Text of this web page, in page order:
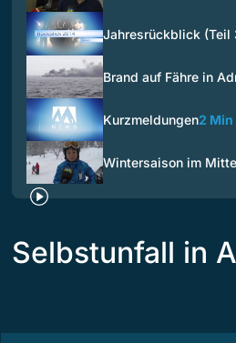
Jahresrückblick (Teil
Brand auf Fähre in
Kurzmeldungen2 Min
Wintersaison im
Selbstunfall in